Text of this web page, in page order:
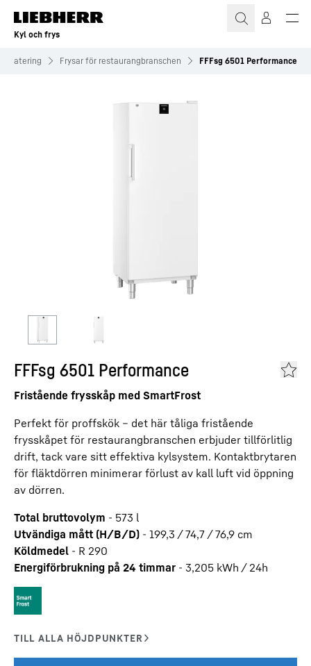
Kyl och frys
Catering Frysar för restaurangbranschen FFFsg 6501 Performance
FFFsg 6501 Performance
Fristående frysskåp med SmartFrost
Perfekt för proffskök – det här tåliga fristående
frysskåpet för restaurangbranschen erbjuder tillförlitlig
drift, tack vare sitt effektiva kylsystem. Kontaktbrytaren
för fläktdörren minimerar förlust av kall luft vid öppning
av dörren.
Total bruttovolym - 573 l
Utvändiga mått (H/B/D) - 199,3 / 74,7 / 76,9 cm
Köldmedel - R 290
Energiförbrukning på 24 timmar - 3,205 kWh / 24h